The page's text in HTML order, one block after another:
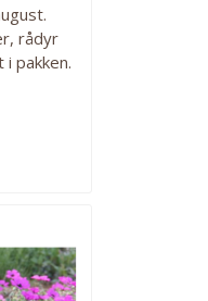
rådyr
pakken.